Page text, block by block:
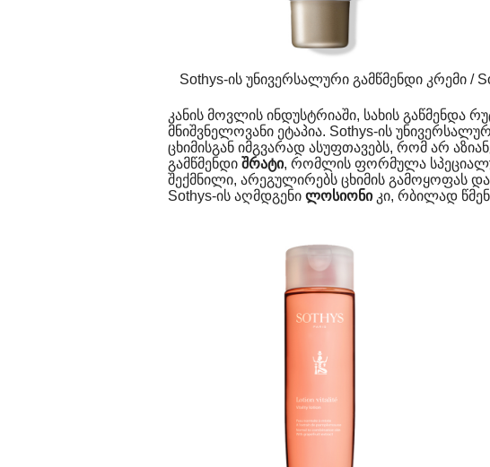
Sothys-ის უნივერსალური გამწმენდი კრემი /
კანის მოვლის ინდუსტრიაში, სახის გაწმენდა
მნიშვნელოვანი ეტაპია. Sothys-ის
ცხიმისგან იმგვარად ასუფთავებს, რომ არ
გამწმენდი შრატი, რომლის ფორმულა
შექმნილი, არეგულირებს ცხიმის გამოყოფას
Sothys-ის აღმდგენი ლოსიონიკი, რბილად